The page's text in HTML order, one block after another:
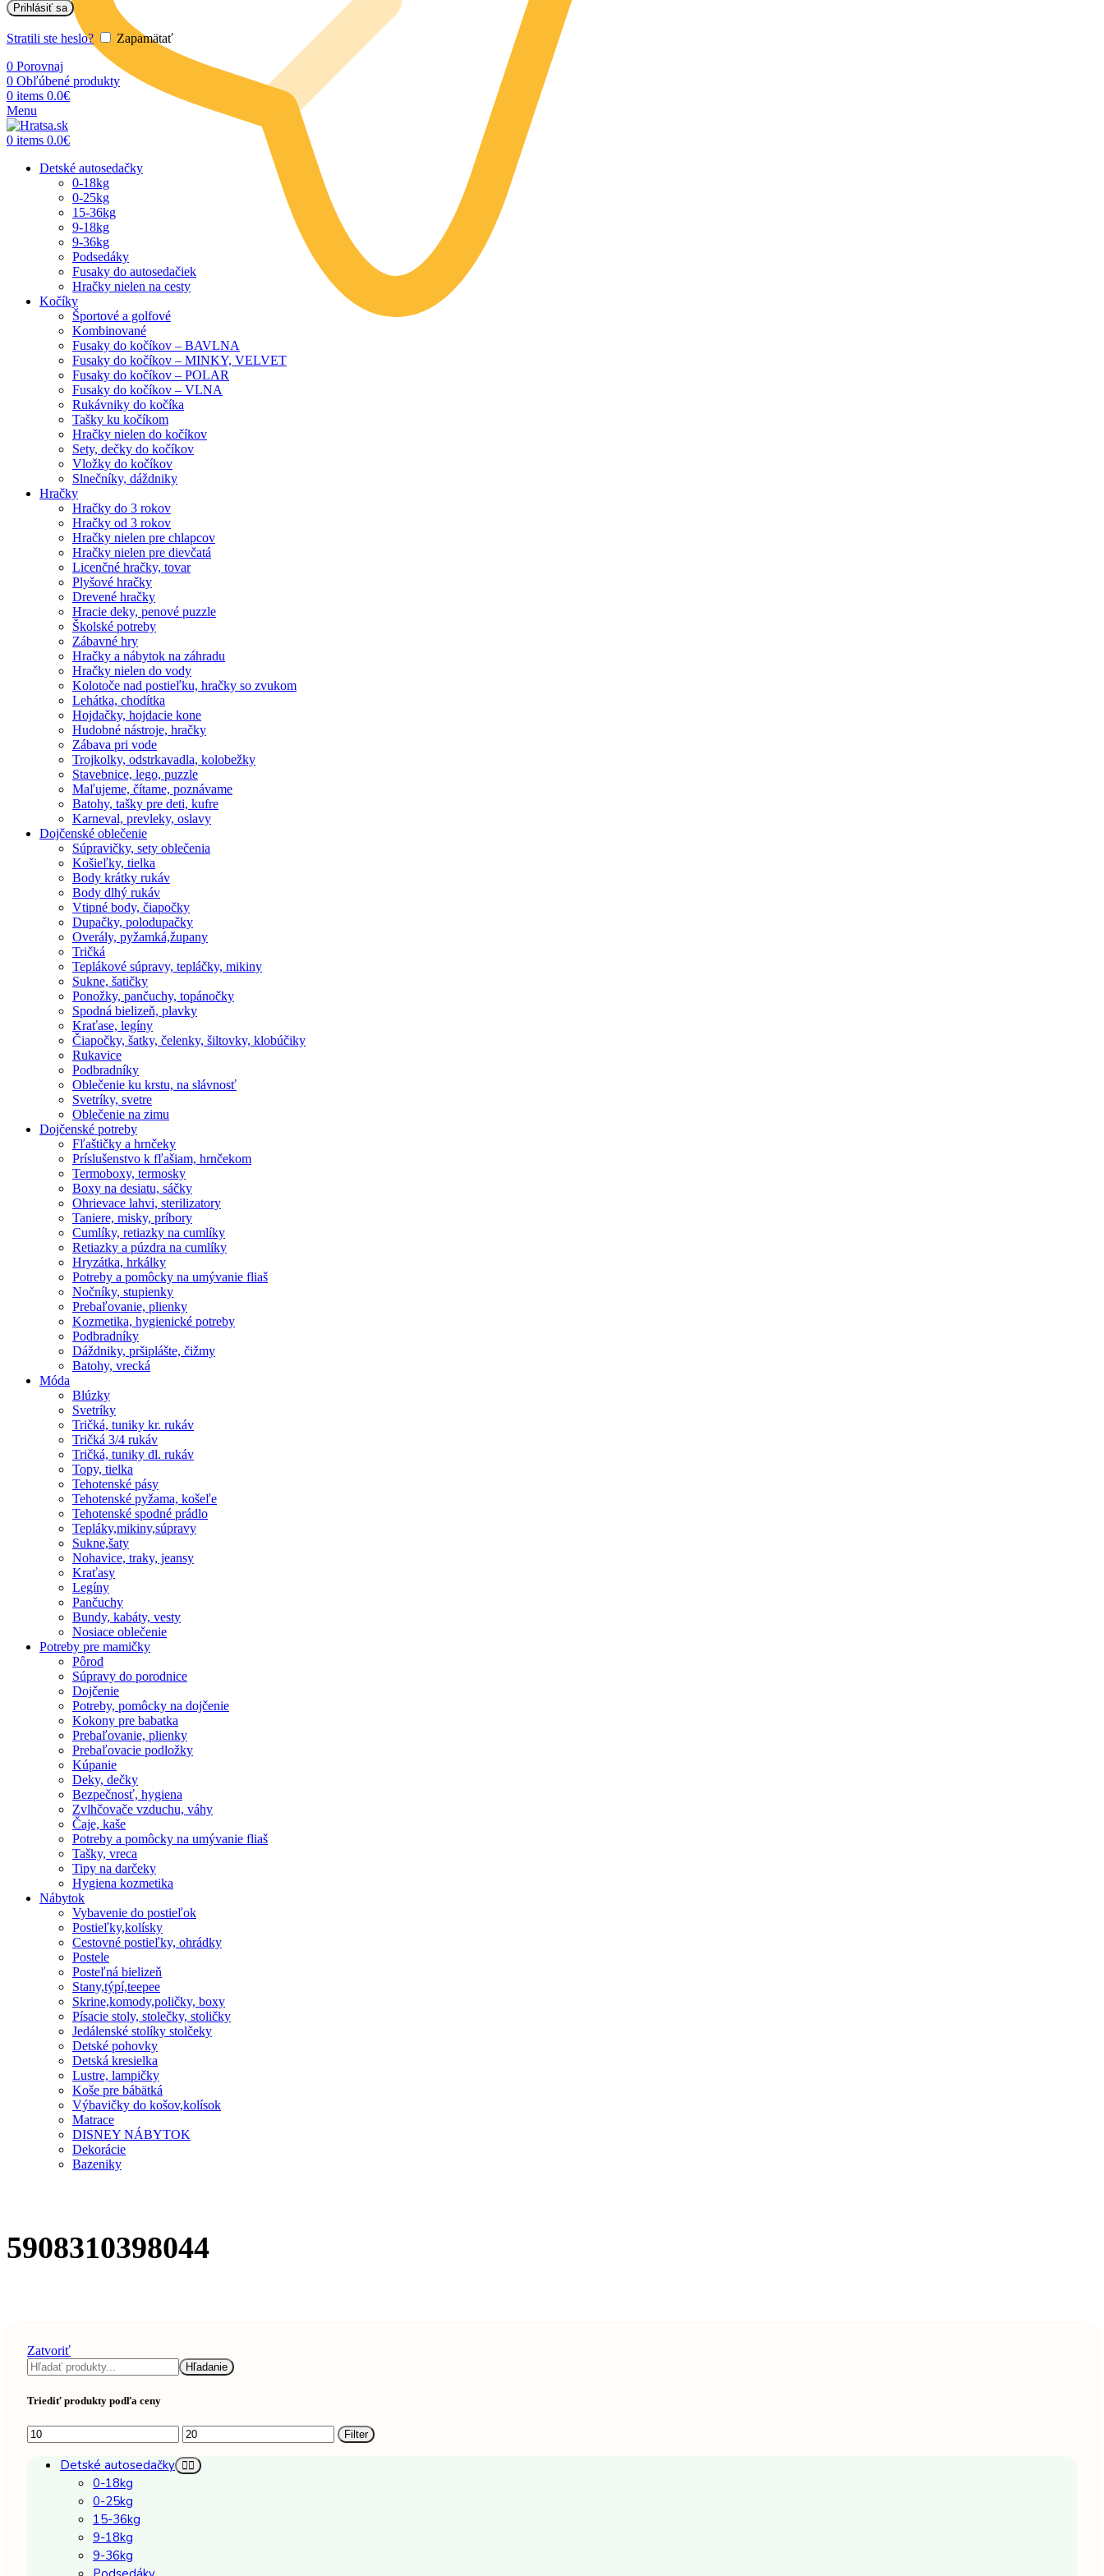
Prihlásiť sa
Stratili ste heslo?
Zapamätať
0 Porovnaj
0 Obľúbené produkty
0 items 0.0€
Menu
0 items 0.0€
Detské autosedačky
0-18kg
0-25kg
15-36kg
9-18kg
9-36kg
Podsedáky
Fusaky do autosedačiek
Hračky nielen na cesty
Kočíky
Športové a golfové
Kombinované
Fusaky do kočíkov – BAVLNA
Fusaky do kočíkov – MINKY, VELVET
Fusaky do kočíkov – POLAR
Fusaky do kočíkov – VLNA
Rukávniky do kočíka
Tašky ku kočíkom
Hračky nielen do kočíkov
Sety, dečky do kočíkov
Vložky do kočíkov
Slnečníky, dáždniky
Hračky
Hračky do 3 rokov
Hračky od 3 rokov
Hračky nielen pre chlapcov
Hračky nielen pre dievčatá
Licenčné hračky, tovar
Plyšové hračky
Drevené hračky
Hracie deky, penové puzzle
Školské potreby
Zábavné hry
Hračky a nábytok na záhradu
Hračky nielen do vody
Kolotoče nad postieľku, hračky so zvukom
Lehátka, chodítka
Hojdačky, hojdacie kone
Hudobné nástroje, hračky
Zábava pri vode
Trojkolky, odstrkavadla, kolobežky
Stavebnice, lego, puzzle
Maľujeme, čítame, poznávame
Batohy, tašky pre deti, kufre
Karneval, prevleky, oslavy
Dojčenské oblečenie
Súpravičky, sety oblečenia
Košieľky, tielka
Body krátky rukáv
Body dlhý rukáv
Vtipné body, čiapočky
Dupačky, polodupačky
Overály, pyžamká,župany
Tričká
Teplákové súpravy, tepláčky, mikiny
Sukne, šatičky
Ponožky, pančuchy, topánočky
Spodná bielizeň, plavky
Kraťase, legíny
Čiapočky, šatky, čelenky, šiltovky, klobúčiky
Rukavice
Podbradníky
Oblečenie ku krstu, na slávnosť
Svetríky, svetre
Oblečenie na zimu
Dojčenské potreby
Fľaštičky a hrnčeky
Príslušenstvo k fľašiam, hrnčekom
Termoboxy, termosky
Boxy na desiatu, sáčky
Ohrievace lahvi, sterilizatory
Taniere, misky, príbory
Cumlíky, retiazky na cumlíky
Retiazky a púzdra na cumlíky
Hryzátka, hrkálky
Potreby a pomôcky na umývanie fliaš
Nočníky, stupienky
Prebaľovanie, plienky
Kozmetika, hygienické potreby
Podbradníky
Dáždniky, pršiplášte, čižmy
Batohy, vrecká
Móda
Blúzky
Svetríky
Tričká, tuniky kr. rukáv
Tričká 3/4 rukáv
Tričká, tuniky dl. rukáv
Topy, tielka
Tehotenské pásy
Tehotenské pyžama, košeľe
Tehotenské spodné prádlo
Tepláky,mikiny,súpravy
Sukne,šaty
Nohavice, traky, jeansy
Kraťasy
Legíny
Pančuchy
Bundy, kabáty, vesty
Nosiace oblečenie
Potreby pre mamičky
Pôrod
Súpravy do porodnice
Dojčenie
Potreby, pomôcky na dojčenie
Kokony pre babatka
Prebaľovanie, plienky
Prebaľovacie podložky
Kúpanie
Deky, dečky
Bezpečnosť, hygiena
Zvlhčovače vzduchu, váhy
Čaje, kaše
Potreby a pomôcky na umývanie fliaš
Tašky, vreca
Tipy na darčeky
Hygiena kozmetika
Nábytok
Vybavenie do postieľok
Postieľky,kolísky
Cestovné postieľky, ohrádky
Postele
Posteľná bielizeň
Stany,týpí,teepee
Skrine,komody,poličky, boxy
Písacie stoly, stolečky, stoličky
Jedálenské stolíky stolčeky
Detské pohovky
Detská kresielka
Lustre, lampičky
Koše pre bábätká
Výbavičky do košov,kolísok
Matrace
DISNEY NÁBYTOK
Dekorácie
Bazeniky
5908310398044
Zatvoriť
Hľadať
Hľadanie
Triediť produkty podľa ceny
Minimálna
cena
Maximálna
cena
Filter
Detské autosedačky
0-18kg
0-25kg
15-36kg
9-18kg
9-36kg